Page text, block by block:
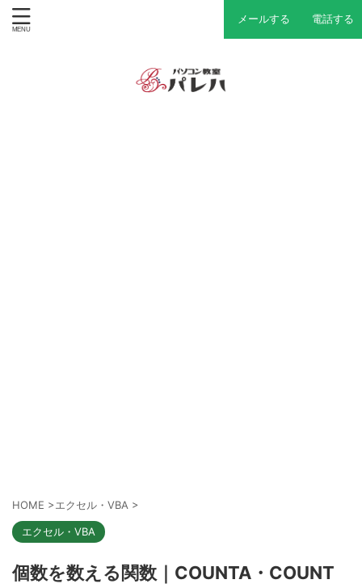
メールする 電話する
HOME >エクセル・VBA >
エクセル・VBA
個数を数える関数｜COUNTA・COUNT